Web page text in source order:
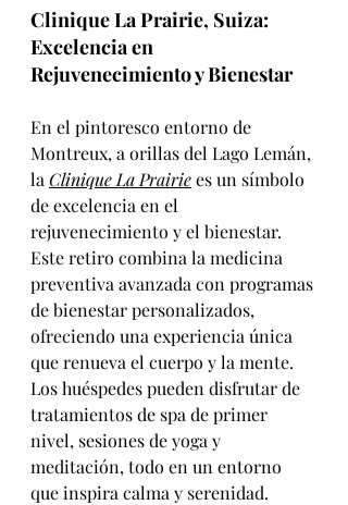
Clinique La Prairie, Suiza:
Excelencia en
Rejuvenecimiento y Bienestar
En el pintoresco entorno de
Montreux, a orillas del Lago Lemán,
la Clinique La Prairie es un símbolo
de excelencia en el
rejuvenecimiento y el bienestar.
Este retiro combina la medicina
preventiva avanzada con programas
de bienestar personalizados,
ofreciendo una experiencia única
que renueva el cuerpo y la mente.
Los huéspedes pueden disfrutar de
tratamientos de spa de primer
nivel, sesiones de yoga y
meditación, todo en un entorno
que inspira calma y serenidad.